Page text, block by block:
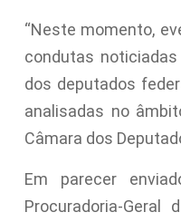
“Neste momento,
condutas
dos deputados
analisadas no
Câmara dos
Em parecer
Procuradoria-Geral